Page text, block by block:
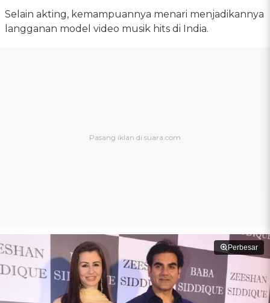
Selain akting, kemampuannya menari menjadikannya
langganan model video musik hits di India.
Perbesar